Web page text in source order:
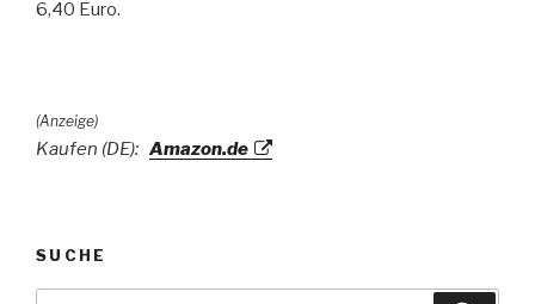
6,40 Euro.
(Anzeige)
Kaufen (DE): Amazon.de
SUCHE